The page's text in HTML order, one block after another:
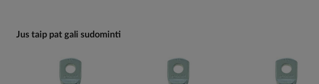
Jus taip pat gali sudominti